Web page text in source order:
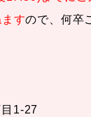
すので、何卒
1-27